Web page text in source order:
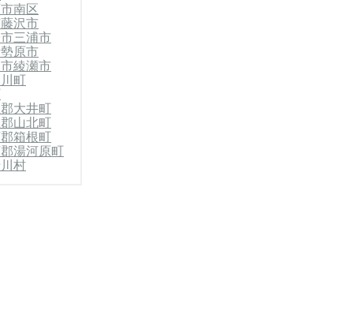
南区
藤沢市
三浦市
原市
綾瀬市
町
大井町
山北町
箱根町
湯河原町
村